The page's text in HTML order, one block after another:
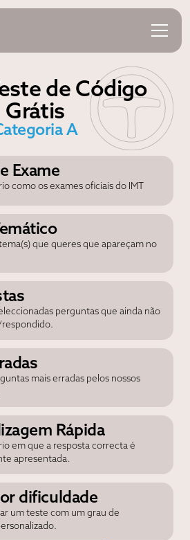
de Código
Grátis
A
Exame
como os exames oficiais do IMT
que queres que apareçam no
perguntas que ainda não
mais erradas pelos nossos
Rápida
em que a resposta correcta é
apresentada.
dificuldade
um teste com um grau de